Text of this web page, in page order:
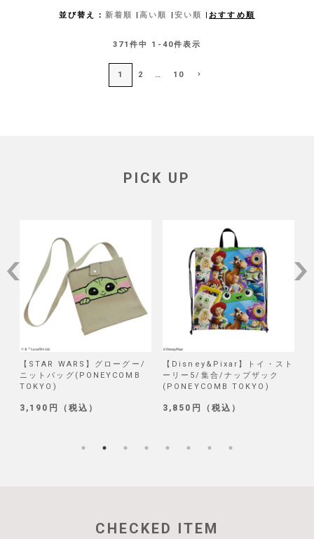
並び替え 新着順 高い順 安い順 おすすめ順
371件中 1 - 40件表示
1 2 … 10
PICK UP
】グローグー/
【Disney&Pixar】トイ・スト
ーリー5/集合/ナップザック
(PONEYCOMB TOKYO)
3,850円（税込）
【Disney】リロ＆
試作品/ブラインド巾
(PONEYCOMB
1,320円（税込）
CHECKED ITEM